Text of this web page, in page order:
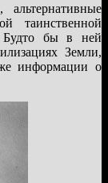
таинственной
Будто бы в ней
Земли,
информации о